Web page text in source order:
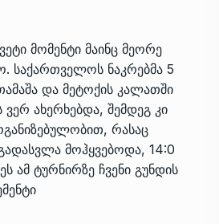
მომენტი მაინც მეორე
საქართველოს ნაკრებმა 5
და მეტოქის კალათში
ახერხებდა, შემდეგ კი
რასაც
მოჰყვებოდა, 14:0
ამ ტურნირზე ჩვენი გუნდის